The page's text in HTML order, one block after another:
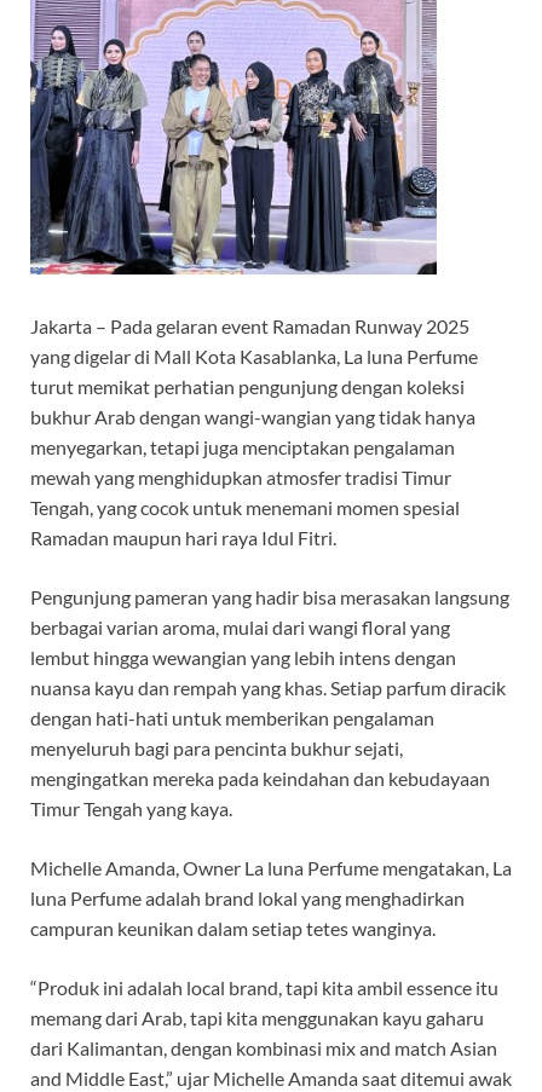
Jakarta – Pada gelaran event Ramadan Runway 2025
yang digelar di Mall Kota Kasablanka, La luna Perfume
turut memikat perhatian pengunjung dengan koleksi
bukhur Arab dengan wangi-wangian yang tidak hanya
menyegarkan, tetapi juga menciptakan pengalaman
mewah yang menghidupkan atmosfer tradisi Timur
Tengah, yang cocok untuk menemani momen spesial
Ramadan maupun hari raya Idul Fitri.
Pengunjung pameran yang hadir bisa merasakan langsung
berbagai varian aroma, mulai dari wangi floral yang
lembut hingga wewangian yang lebih intens dengan
nuansa kayu dan rempah yang khas. Setiap parfum diracik
dengan hati-hati untuk memberikan pengalaman
menyeluruh bagi para pencinta bukhur sejati,
mengingatkan mereka pada keindahan dan kebudayaan
Timur Tengah yang kaya.
Michelle Amanda, Owner La luna Perfume mengatakan, La
luna Perfume adalah brand lokal yang menghadirkan
campuran keunikan dalam setiap tetes wanginya.
“Produk ini adalah local brand, tapi kita ambil essence itu
memang dari Arab, tapi kita menggunakan kayu gaharu
dari Kalimantan, dengan kombinasi mix and match Asian
and Middle East,” ujar Michelle Amanda saat ditemui awak